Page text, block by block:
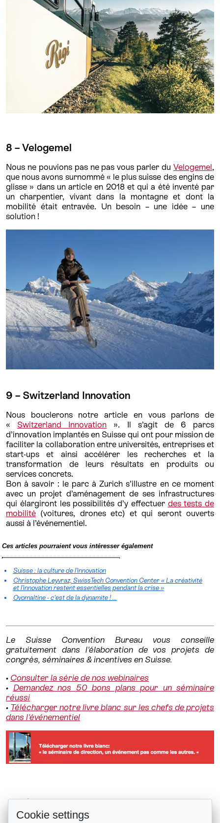
8 – Velogemel
Nous ne pouvions pas ne pas vous parler du Velogemel,
que nous avons surnommé « le plus suisse des engins de
glisse » dans un article en 2018 et qui a été inventé par
un charpentier, vivant dans la montagne et dont la
mobilité était entravée. Un besoin – une idée – une
solution !
9 – Switzerland Innovation
Nous bouclerons notre article en vous parlons de
« Switzerland Innovation ». Il s’agit de 6 parcs
d’innovation implantés en Suisse qui ont pour mission de
faciliter la collaboration entre universités, entreprises et
start-ups et ainsi accélérer les recherches et la
transformation de leurs résultats en produits ou
services concrets.
Bon à savoir : le parc à Zurich s’illustre en ce moment
avec un projet d’aménagement de ses infrastructures
qui élargiront les possibilités d’y effectuer des tests de
mobilité (voitures, drones etc) et qui seront ouverts
aussi à l’événementiel.
Ces articles pourraient vous intéresser également
Suisse : la culture de l’innovation
Christophe Leyvraz, SwissTech Convention Center « La créativité
et l’innovation restent essentielles pendant la crise »
Ovomaltine - c'est de la dynamite ! ...
Le Suisse Convention Bureau vous conseille
gratuitement dans l'élaboration de vos projets de
congrès, séminaires & incentives en Suisse.
• Consulter la série de nos webinaires
• Demandez nos 50 bons plans pour un séminaire
réussi
• Télécharger notre livre blanc sur les chefs de projets
dans l'événementiel
Das Breite Hotel à Bâle, un modèle...
Cookie settings